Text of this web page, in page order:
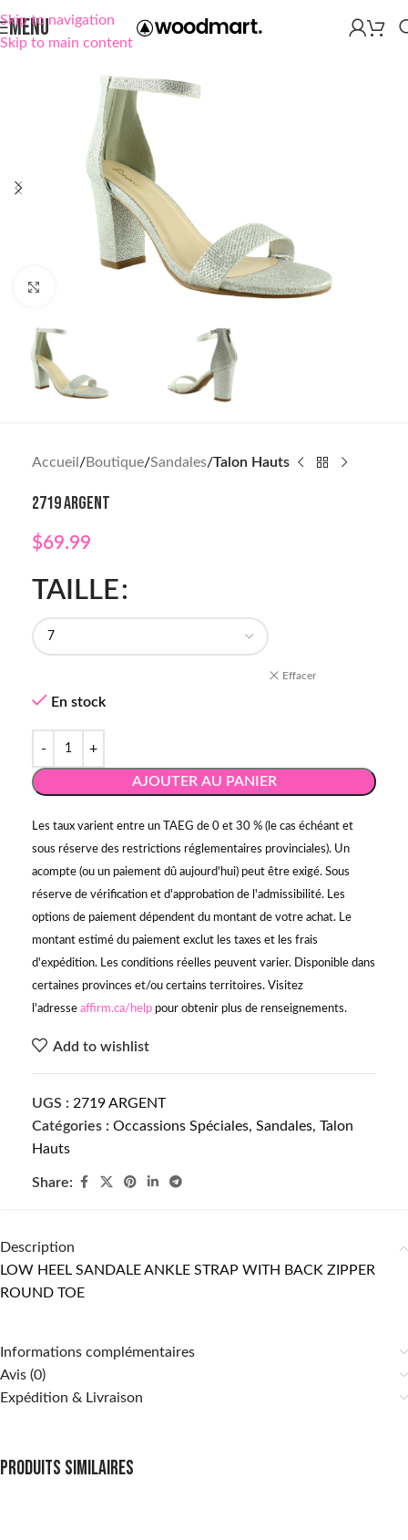
Skip to navigation
Skip to main content
MENU
Accueil Boutique Sandales Talon Hauts
2719 ARGENT
$69.99
TAILLE
Effacer
En stock
AJOUTER AU PANIER
Les taux varient entre un TAEG de 0 et 30 % (le cas échéant et
sous réserve des restrictions réglementaires provinciales). Un
acompte (ou un paiement dû aujourd'hui) peut être exigé. Sous
réserve de vérification et d'approbation de l'admissibilité. Les
options de paiement dépendent du montant de votre achat. Le
montant estimé du paiement exclut les taxes et les frais
d'expédition. Les conditions réelles peuvent varier. Disponible dans
certaines provinces et/ou certains territoires. Visitez
l'adresse affirm.ca/help pour obtenir plus de renseignements.
Add to wishlist
UGS : 2719 ARGENT
Catégories : Occassions Spéciales, Sandales, Talon
Hauts
Share:
Description
LOW HEEL SANDALE ANKLE STRAP WITH BACK ZIPPER
ROUND TOE
Informations complémentaires
Avis (0)
Expédition & Livraison
Produits similaires